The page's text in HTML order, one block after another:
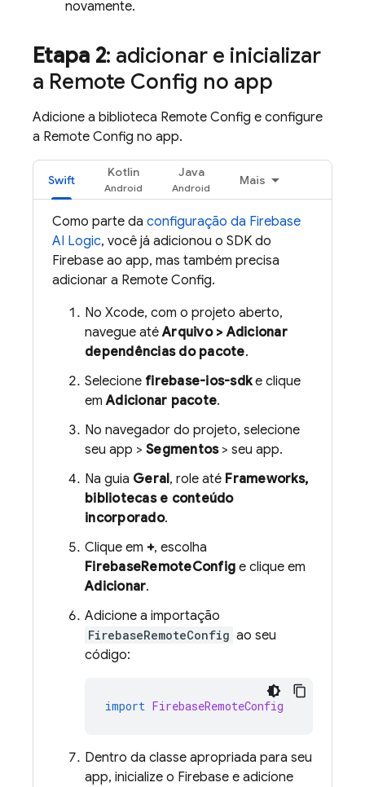
novamente.
Etapa 2: adicionar e inicializar
a Remote Config no app
Adicione a biblioteca Remote Config e configure
a Remote Config no app.
Swift
Kotlin Java
Mais
Como parte da configuração da Firebase
AI Logic, você já adicionou o SDK do
Firebase ao app, mas também precisa
adicionar a Remote Config.
No Xcode, com o projeto aberto,
navegue atéArquivo > Adicionar
dependências do pacote.
Selecione firebase-ios-sdke clique
emAdicionar pacote.
No navegador do projeto, selecione
seu app > Segmentos> seu app.
Na guia Geral, role até Frameworks,
bibliotecas e conteúdo
incorporado.
Clique em +, escolha
FirebaseRemoteConfig e clique em
Adicionar.
Adicione a importação
FirebaseRemoteConfig ao seu
código:
import FirebaseRemoteConfig
Dentro da classe apropriada para seu
app, inicialize o Firebase e adicione